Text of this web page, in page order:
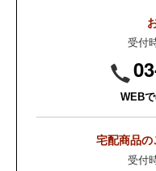
受付
WEB
宅配商品の
受付